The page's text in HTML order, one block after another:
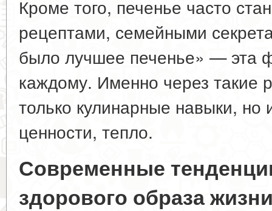
Кроме того, печенье часто
рецептами, семейными
было лучшее печенье» — эта
каждому. Именно через такие
только кулинарные навыки,
ценности, тепло.
Современные
здорового образа